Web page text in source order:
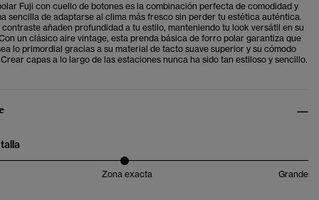
Fuji con cuello de botones es la combinación perfecta de comodidad y
sencilla de adaptarse al clima más fresco sin perder tu estética auténtica.
añaden profundidad a tu estilo, manteniendo tu look versátil en su
un clásico aire vintage, esta prenda básica de forro polar garantiza que
lo primordial gracias a su material de tacto suave superior y su cómodo
capas a lo largo de las estaciones nunca ha sido tan estiloso y sencillo.
Zona exacta Grande